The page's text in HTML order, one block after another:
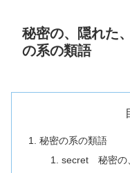
秘密の、隠れた
の系の類語
秘密の系の類語
secret 秘密の